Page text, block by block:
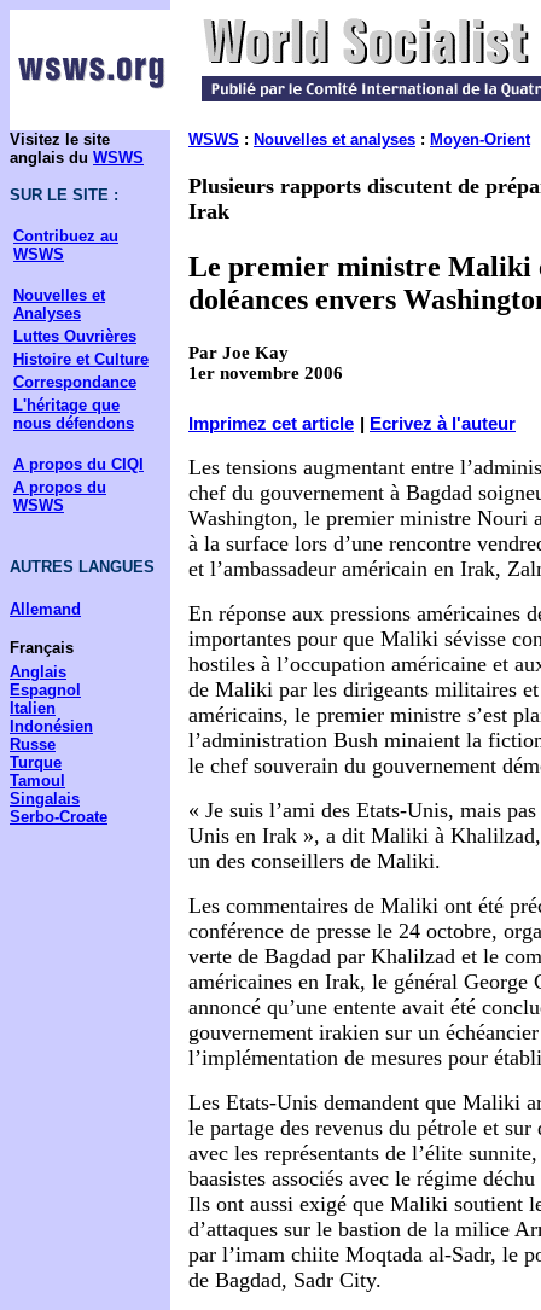
Visitez le site
anglais du WSWS
SUR LE SITE :
Contribuez au
WSWS
Nouvelles et
Analyses
Luttes Ouvrières
Histoire et Culture
Correspondance
L'héritage que
nous défendons
A propos du CIQI
A propos du
WSWS
AUTRES LANGUES
Allemand
Français
Anglais
Espagnol
Italien
Indonésien
Russe
Turque
Tamoul
Singalais
Serbo-Croate
WSWS : Nouvelles et analyses : Moyen-Orient
Plusieurs rapports discutent de
Irak
Le premier ministre Maliki
doléances envers
Par Joe Kay
1er novembre 2006
Imprimez cet article Ecrivez à l'auteur
Les tensions augmentant entre
chef du gouvernement à Bagdad
Washington, le premier ministre Nouri
à la surface lors d’une rencontre
et l’ambassadeur américain en Irak,
En réponse aux pressions américaines
importantes pour que Maliki sévisse
hostiles à l’occupation américaine et
de Maliki par les dirigeants militaires
américains, le premier ministre s’est
l’administration Bush minaient la
le chef souverain du gouvernement
« Je suis l’ami des Etats-Unis, mais
Unis en Irak », a dit Maliki à Khalilzad,
un des conseillers de Maliki.
Les commentaires de Maliki ont été
conférence de presse le 24 octobre,
verte de Bagdad par Khalilzad et le
américaines en Irak, le général George
annoncé qu’une entente avait été
gouvernement irakien sur un
l’implémentation de mesures pour
Les Etats-Unis demandent que Maliki
le partage des revenus du pétrole et sur
avec les représentants de l’élite
baasistes associés avec le régime
Ils ont aussi exigé que Maliki soutient
d’attaques sur le bastion de la milice
par l’imam chiite Moqtada al-Sadr, le
de Bagdad, Sadr City.